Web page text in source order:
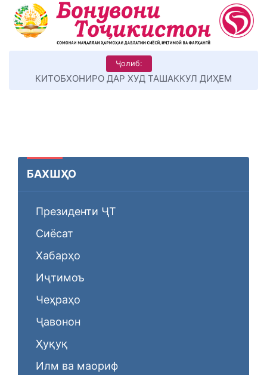
Ҷолиб:
КИТОБХОНИРО ДАР ХУД ТАШАККУЛ ДИҲЕМ
БАХШҲО
Президенти ҶТ
Сиёсат
Хабарҳо
Иҷтимоъ
Чеҳраҳо
Ҷавонон
Ҳуқуқ
Илм ва маориф